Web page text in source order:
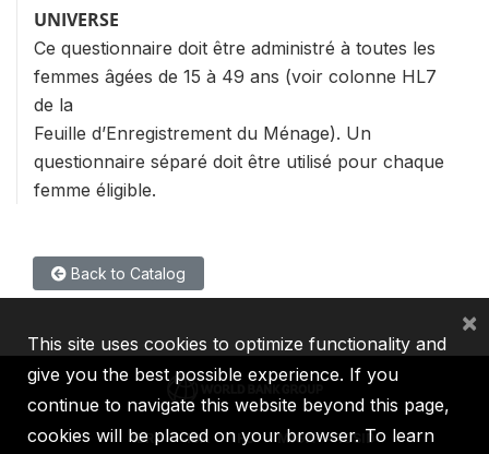
UNIVERSE
Ce questionnaire doit être administré à toutes les
femmes âgées de 15 à 49 ans (voir colonne HL7
de la
Feuille d’Enregistrement du Ménage). Un
questionnaire séparé doit être utilisé pour chaque
femme éligible.
Back to Catalog
IBRD IDA IFC MIGA ICSID
This site uses cookies to optimize functionality and
give you the best possible experience. If you
continue to navigate this website beyond this page,
cookies will be placed on your browser. To learn
×